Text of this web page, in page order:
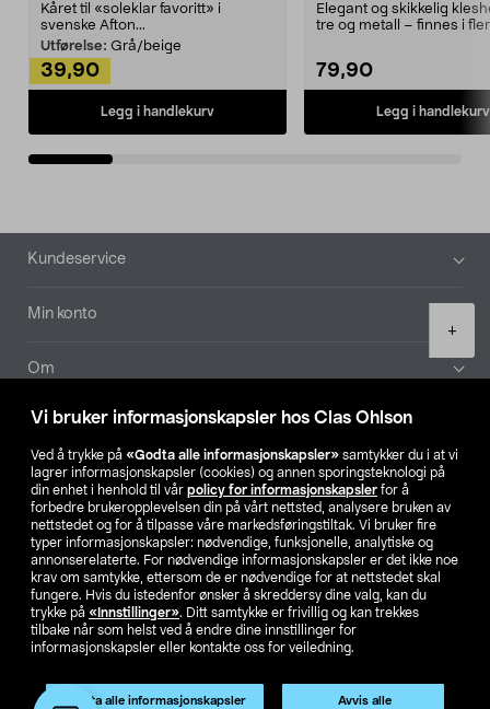
Vi bruker informasjonskapsler hos Clas Ohlson
Ved å trykke på «Godta alle informasjonskapsler» samtykker du i at vi
lagrer informasjonskapsler (cookies) og annen sporingsteknologi på
din enhet i henhold til vår policy for informasjonskapsler for å
forbedre brukeropplevelsen din på vårt nettsted, analysere bruken av
nettstedet og for å tilpasse våre markedsføringstiltak. Vi bruker fire
typer informasjonskapsler: nødvendige, funksjonelle, analytiske og
annonserelaterte. For nødvendige informasjonskapsler er det ikke noe
krav om samtykke, ettersom de er nødvendige for at nettstedet skal
fungere. Hvis du istedenfor ønsker å skreddersy dine valg, kan du
trykke på «Innstillinger». Ditt samtykke er frivillig og kan trekkes
tilbake når som helst ved å endre dine innstillinger for
informasjonskapsler eller kontakte oss for veiledning.
Godta alle informasjonskapsler Avvis alle
+
Kåret til «soleklar favoritt» i
svenske Afton...
Utførelse: Grå/beige
39,90
Legg i handlekurv
Elegant og skikkelig
tre og metall – finnes i
79,90
Legg i handlekurv
Bunntekst
Kundeservice
Min konto
Om
Aktuelt
Våre selskaper
Finn din butikk
SE NO FI